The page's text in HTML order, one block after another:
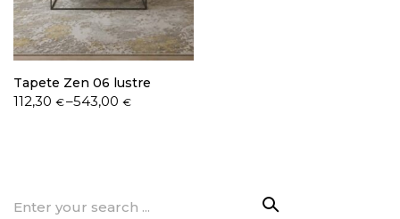
Tapete Zen 06 lustre
112,30 €–543,00€
Price
Search